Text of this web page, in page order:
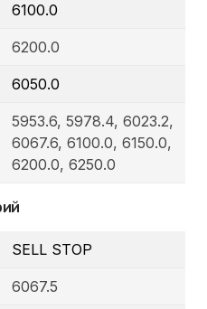
6100.0
6200.0
6050.0
5953.6, 5978.4, 6023.2,
6067.6, 6100.0, 6150.0,
6200.0, 6250.0
SELL STOP
6067.5